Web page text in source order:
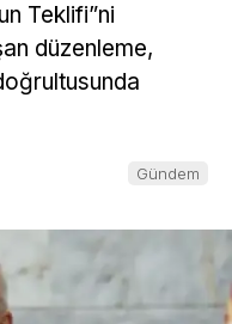
Teklifi”ni
düzenleme,
Gündem